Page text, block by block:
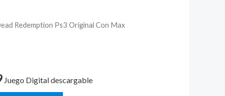
Redemption Ps3 Original Con Max
El
Juego Digital descargable